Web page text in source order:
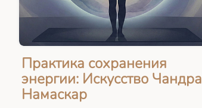
Практика сохранения
энергии: Искусство Чандра
Намаскар